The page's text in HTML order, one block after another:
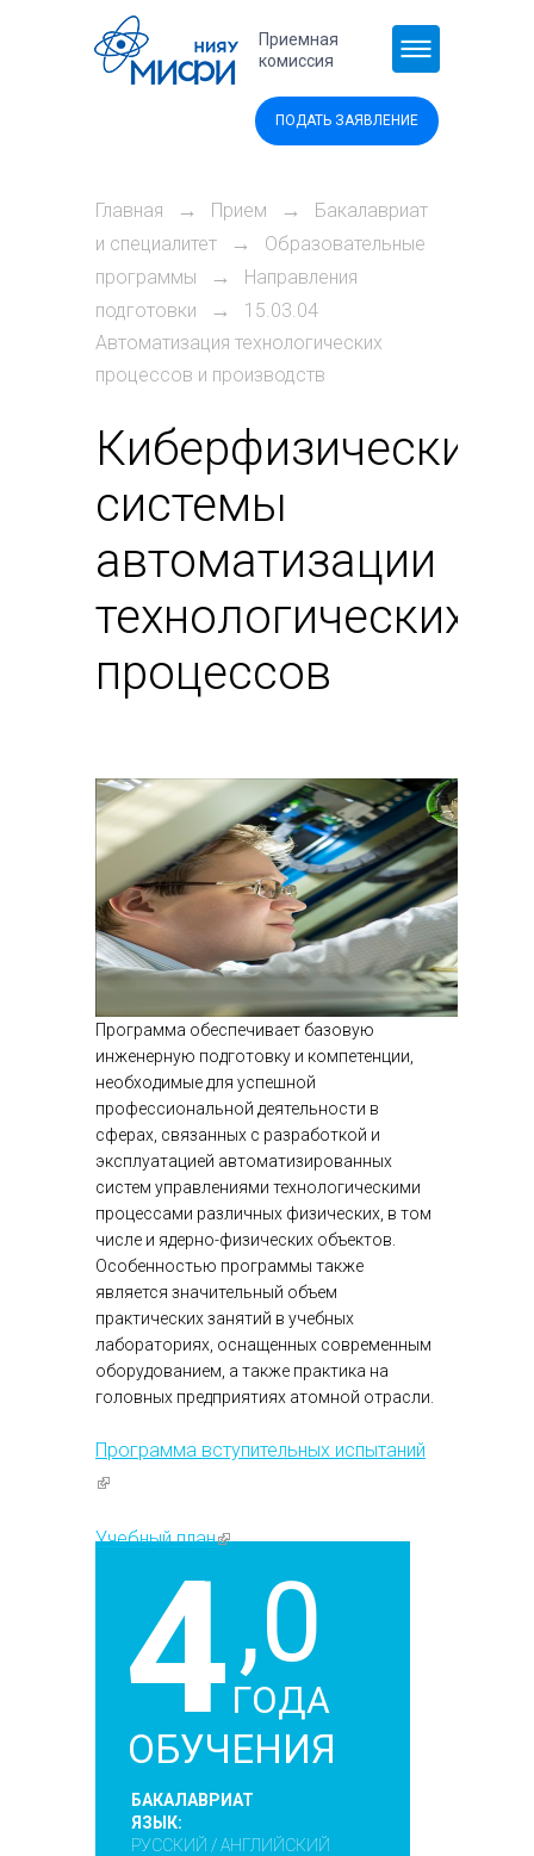
Перейти к основному содержанию
ПОДАТЬ ЗАЯВЛЕНИЕ
Приемная
комиссия
Главная → Прием →
Бакалавриат
и специалитет
→
Образовательные
программы
→
Направления
подготовки
→
15.03.04
Автоматизация технологических
процессов и производств
Киберфизические
системы
автоматизации
технологических
процессов
Программа обеспечивает базовую
инженерную подготовку и компетенции,
необходимые для успешной
профессиональной деятельности в
сферах, связанных с разработкой и
эксплуатацией автоматизированных
систем управлениями технологическими
процессами различных физических, в том
числе и ядерно-физических объектов.
Особенностью программы также
является значительный объем
практических занятий в учебных
лабораториях, оснащенных современным
оборудованием, а также практика на
головных предприятиях атомной отрасли.
Программа вступительных испытаний
(внешняя ссылка)
Учебный план(внешняя ссылка)
4 ,0
ГОДА
ОБУЧЕНИЯ
БАКАЛАВРИАТ
ЯЗЫК:
РУССКИЙ / АНГЛИЙСКИЙ